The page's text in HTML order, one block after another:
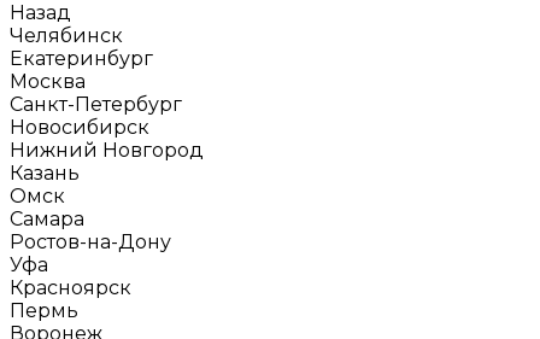
Назад
Челябинск
Екатеринбург
Москва
Санкт-Петербург
Новосибирск
Нижний Новгород
Казань
Омск
Самара
Ростов-на-Дону
Уфа
Красноярск
Пермь
Воронеж